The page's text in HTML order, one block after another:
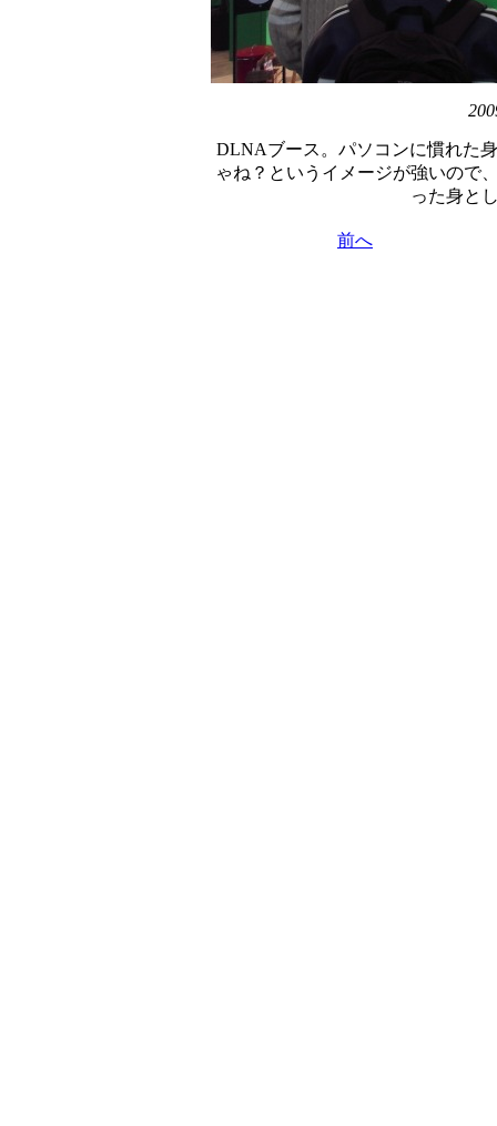
DLNAブース。パソコンに慣れた
ゃね？というイメージが強いので
った身と
前へ